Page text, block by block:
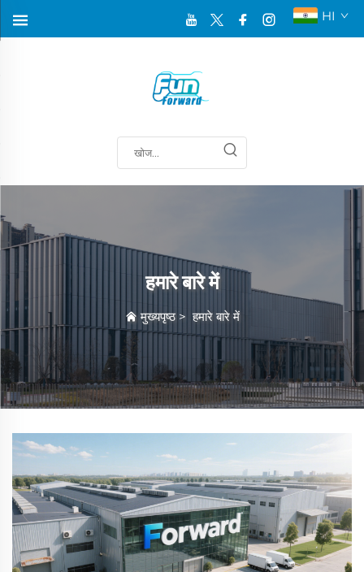
HI
हमारे बारे में
मुख्यपृष्ठ>हमारे बारे में